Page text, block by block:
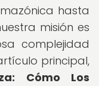
hasta
misión es
complejidad
principal,
Cómo Los